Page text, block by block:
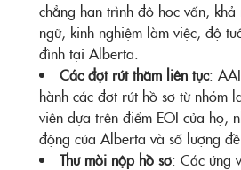
chẳng hạn trình độ học vấn,
ngữ, kinh nghiệm làm việc, độ
đình tại Alberta.
Các đợt rút thăm liên tục:
hành các đợt rút hồ sơ từ nhóm
viên dựa trên điểm EOI của họ,
động của Alberta và số lượng
Thư mời nộp hồ sơ: Các ứng